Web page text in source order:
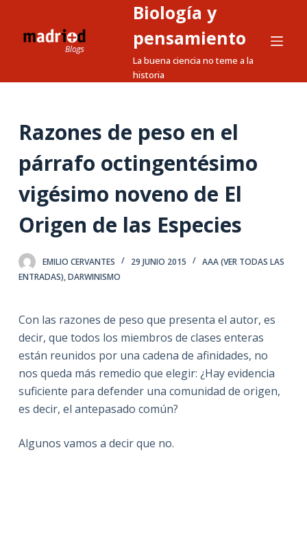
a
o
n
d
Biología y
pensamiento
La buena ciencia no teme a la
historia
Razones de peso en el
párrafo octingentésimo
vigésimo noveno de El
Origen de las Especies
EMILIO CERVANTES 29 JUNIO 2015
AAA (VER TODAS LAS
ENTRADAS),DARWINISMO
Con las razones de peso que presenta el autor, es
decir, que todos los miembros de clases enteras
están reunidos por una cadena de afinidades, no
nos queda más remedio que elegir: ¿Hay evidencia
suficiente para defender una comunidad de origen,
es decir, el antepasado común?
Algunos vamos a decir que no.